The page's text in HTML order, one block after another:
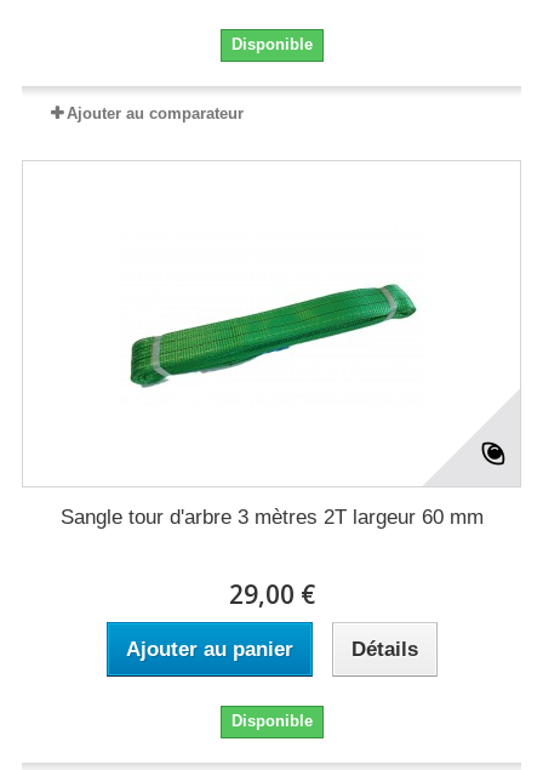
Disponible
Ajouter au comparateur
Sangle tour d'arbre 3 mètres 2T largeur 60 mm
29,00 €
Ajouter au panier Détails
Disponible